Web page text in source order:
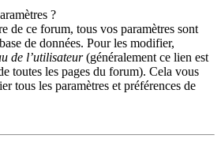
?
de ce forum, tous vos paramètres sont
de données. Pour les modifier,
de l’utilisateur(généralement ce lien est
toutes les pages du forum). Cela vous
tous les paramètres et préférences de